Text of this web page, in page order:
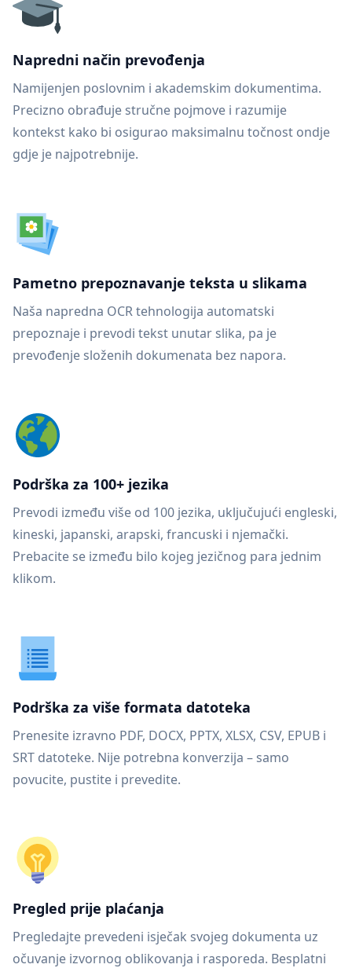
Napredni način prevođenja
Namijenjen poslovnim i akademskim dokumentima.
Precizno obrađuje stručne pojmove i razumije
kontekst kako bi osigurao maksimalnu točnost ondje
gdje je najpotrebnije.
Pametno prepoznavanje teksta u slikama
Naša napredna OCR tehnologija automatski
prepoznaje i prevodi tekst unutar slika, pa je
prevođenje složenih dokumenata bez napora.
Podrška za 100+ jezika
Prevodi između više od 100 jezika, uključujući engleski,
kineski, japanski, arapski, francuski i njemački.
Prebacite se između bilo kojeg jezičnog para jednim
klikom.
Podrška za više formata datoteka
Prenesite izravno PDF, DOCX, PPTX, XLSX, CSV, EPUB i
SRT datoteke. Nije potrebna konverzija – samo
povucite, pustite i prevedite.
Pregled prije plaćanja
Pregledajte prevedeni isječak svojeg dokumenta uz
očuvanje izvornog oblikovanja i rasporeda. Besplatni